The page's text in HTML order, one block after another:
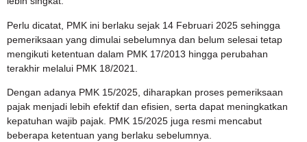
Perlu dicatat, PMK ini berlaku sejak 14 Februari 2025 sehingga
pemeriksaan yang dimulai sebelumnya dan belum selesai tetap
mengikuti ketentuan dalam PMK 17/2013 hingga perubahan
terakhir melalui PMK 18/2021.
Dengan adanya PMK 15/2025, diharapkan proses pemeriksaan
pajak menjadi lebih efektif dan efisien, serta dapat meningkatkan
kepatuhan wajib pajak. PMK 15/2025 juga resmi mencabut
beberapa ketentuan yang berlaku sebelumnya.